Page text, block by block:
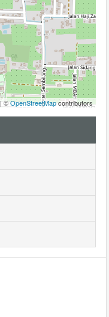
| ©OpenStreetMapcontributors